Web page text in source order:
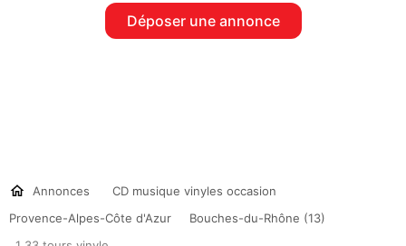
Déposer une annonce
Annonces
CD musique vinyles occasion
Provence-Alpes-Côte d'Azur
Bouches-du-Rhône (13)